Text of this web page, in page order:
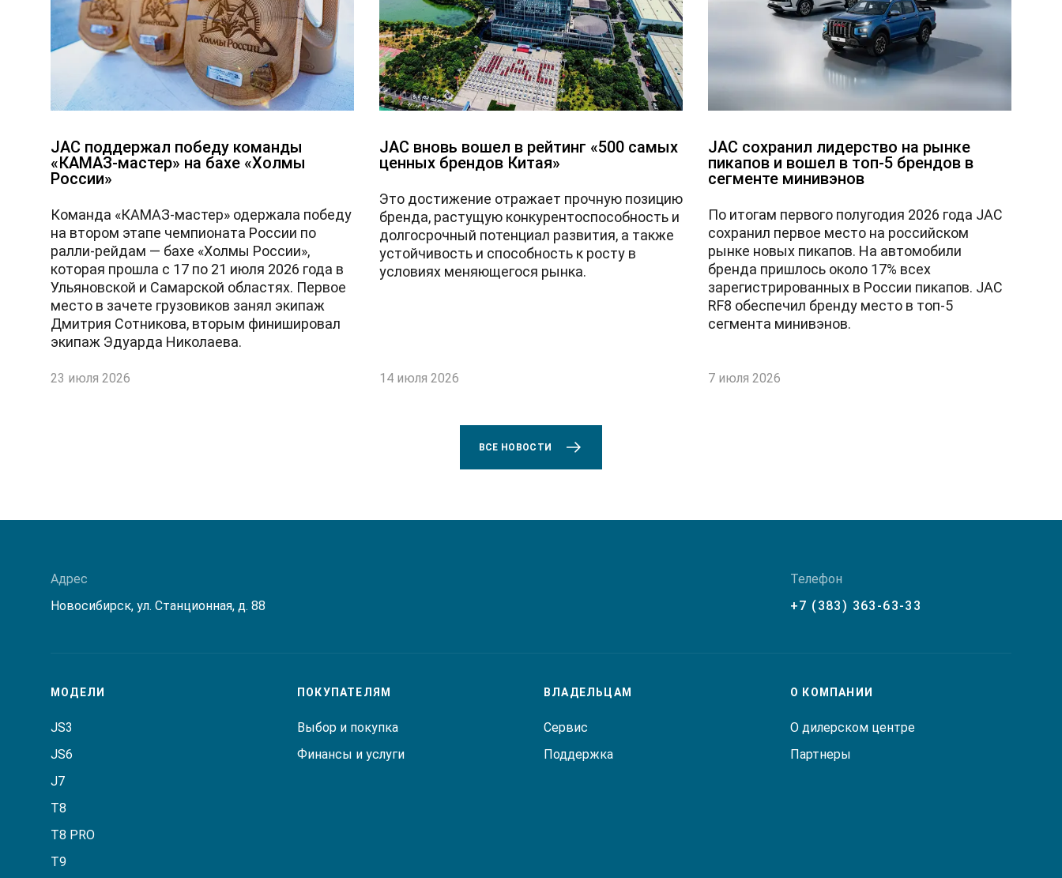
JAC поддержал победу команды
«КАМАЗ-мастер» на бахе «Холмы
России»
Команда «КАМАЗ-мастер» одержала победу
на втором этапе чемпионата России по
ралли-рейдам — бахе «Холмы России»,
которая прошла с 17 по 21 июля 2026 года в
Ульяновской и Самарской областях. Первое
место в зачете грузовиков занял экипаж
Дмитрия Сотникова, вторым финишировал
экипаж Эдуарда Николаева.
23 июля 2026
JAC вновь вошел в рейтинг «500 самых
ценных брендов Китая»
Это достижение отражает прочную позицию
бренда, растущую конкурентоспособность и
долгосрочный потенциал развития, а также
устойчивость и способность к росту в
условиях меняющегося рынка.
14 июля 2026
JAC сохранил лидерство на рынке
пикапов и вошел в топ-5 брендов в
сегменте минивэнов
По итогам первого полугодия 2026 года JAC
сохранил первое место на российском
рынке новых пикапов. На автомобили
бренда пришлось около 17% всех
зарегистрированных в России пикапов. JAC
RF8 обеспечил бренду место в топ-5
сегмента минивэнов.
7 июля 2026
ВСЕ НОВОСТИ
Адрес
Новосибирск, ул. Станционная, д. 88
Телефон
+7 (383) 363-63-33
МОДЕЛИ
JS3
JS6
J7
T8
T8 PRO
T9
ПОКУПАТЕЛЯМ
Выбор и покупка
Финансы и услуги
ВЛАДЕЛЬЦАМ
Сервис
Поддержка
О КОМПАНИИ
О дилерском центре
Партнеры